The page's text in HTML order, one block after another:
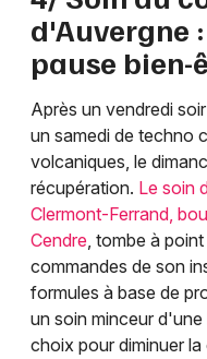
d'Auvergne
pause bien-
Après un vendredi
un samedi de techno
volcaniques, le
récupération. Le soin
Clermont-Ferrand,
Cendre, tombe à
commandes de son
formules à base de
un soin minceur
choix pour diminuer